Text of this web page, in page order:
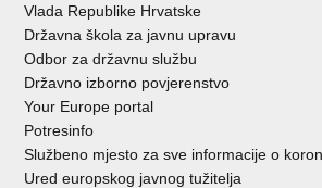
Vlada Republike Hrvatske
Državna škola za javnu upravu
Odbor za državnu službu
Državno izborno povjerenstvo
Your Europe portal
Potresinfo
Službeno mjesto za sve informacije o
Ured europskog javnog tužitelja